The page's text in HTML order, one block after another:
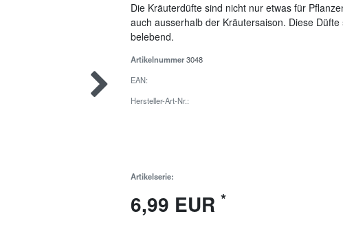
Die Kräuterdüfte sind nicht nur etwas für
auch ausserhalb der Kräutersaison. Diese
belebend.
Artikelnummer3048
EAN:
Hersteller-Art-Nr.:
Artikelserie:
6,99 EUR *